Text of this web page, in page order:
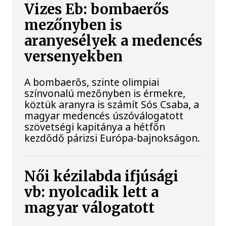
Vizes Eb: bombaerős
mezőnyben is
aranyesélyek a medencés
versenyekben
A bombaerős, szinte olimpiai
színvonalú mezőnyben is érmekre,
köztük aranyra is számít Sós Csaba, a
magyar medencés úszóválogatott
szövetségi kapitánya a hétfőn
kezdődő párizsi Európa-bajnokságon.
Női kézilabda ifjúsági
vb: nyolcadik lett a
magyar válogatott